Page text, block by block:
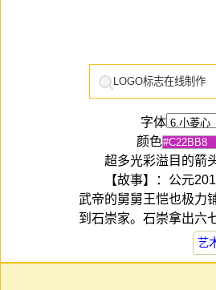
字体
颜色
超多光彩溢目的箭
【故事】：公元
武帝的舅舅王恺也极力
到石崇家。石崇拿出六
艺